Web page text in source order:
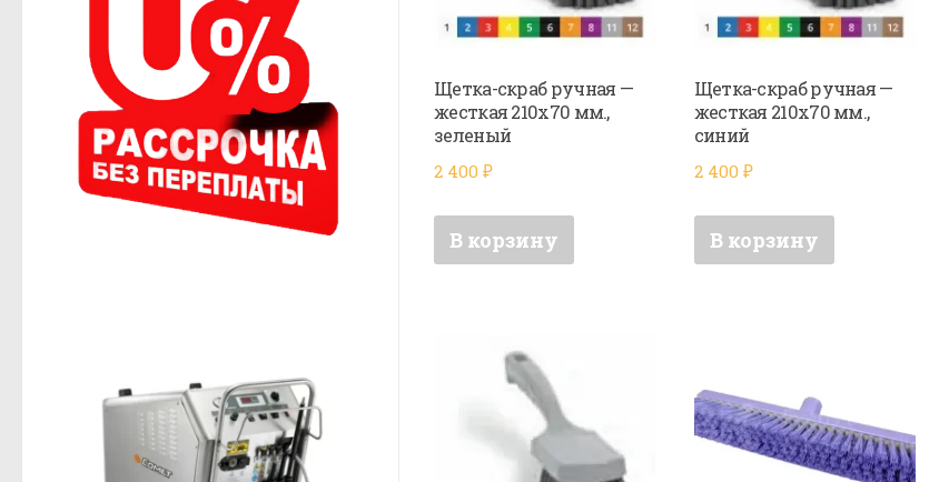
Щетка-скраб ручная —
жесткая 210х70 мм.,
зеленый
2 400 ₽
В корзину
Щетка-скраб ручная —
жесткая 210х70 мм.,
синий
2 400 ₽
В корзину